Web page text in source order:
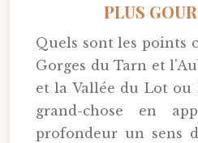
PLUS
Quels sont les points
Gorges du Tarn et
et la Vallée du Lot ou
grand-chose en
profondeur un sens